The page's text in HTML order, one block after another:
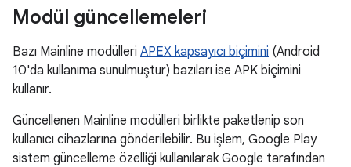
Modül güncellemeleri
Bazı Mainline modülleri APEX kapsayıcı biçimini (Android
10'da kullanıma sunulmuştur) bazıları ise APK biçimini
kullanır.
Güncellenen Mainline modülleri birlikte paketlenip son
kullanıcı cihazlarına gönderilebilir. Bu işlem, Google Play
sistem güncelleme özelliği kullanılarak Google tarafından